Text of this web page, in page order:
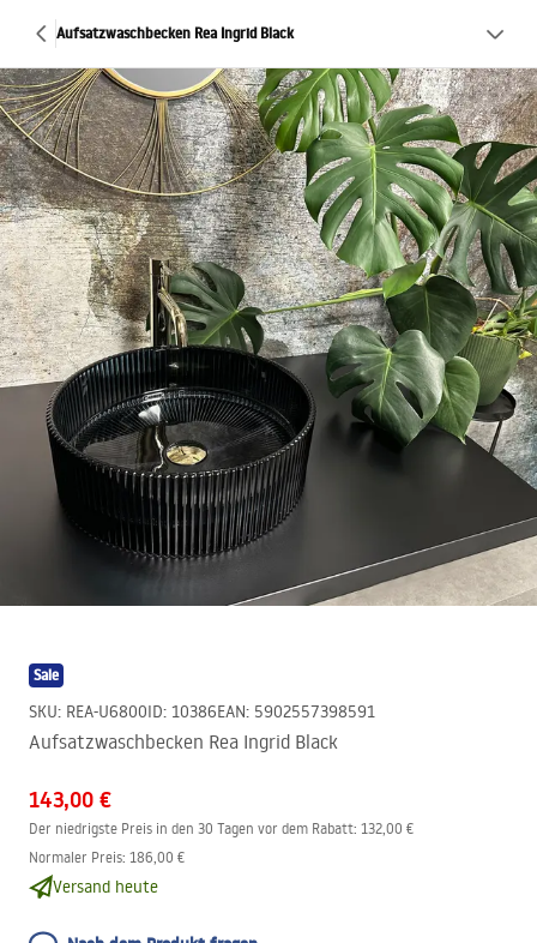
Aufsatzwaschbecken Rea Ingrid Black
Sale
SKU: REA-U6800ID: 10386EAN: 5902557398591
Aufsatzwaschbecken Rea Ingrid Black
143,00 €
Der niedrigste Preis in den 30 Tagen vor dem Rabatt: 132,00 €
Normaler Preis: 186,00 €
Versand heute